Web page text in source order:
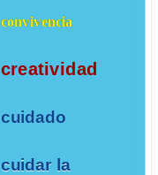
convivencia
creatividad
cuidado
cuidar la